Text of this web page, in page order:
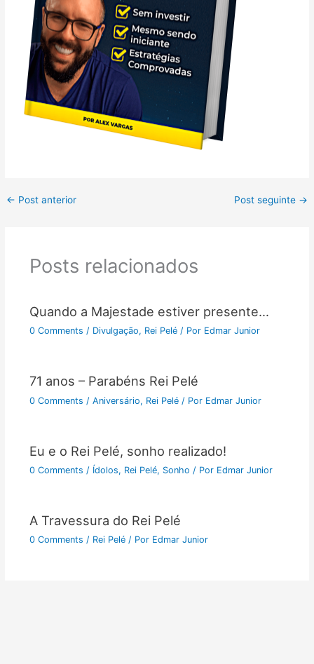
← Post anterior Post seguinte →
Posts relacionados
Quando a Majestade estiver presente…
0 Comments / Divulgação, Rei Pelé/ Por Edmar Junior
71 anos – Parabéns Rei Pelé
0 Comments / Aniversário, Rei Pelé/ Por Edmar Junior
Eu e o Rei Pelé, sonho realizado!
0 Comments / Ídolos, Rei Pelé, Sonho / Por Edmar Junior
A Travessura do Rei Pelé
0 Comments / Rei Pelé/ Por Edmar Junior